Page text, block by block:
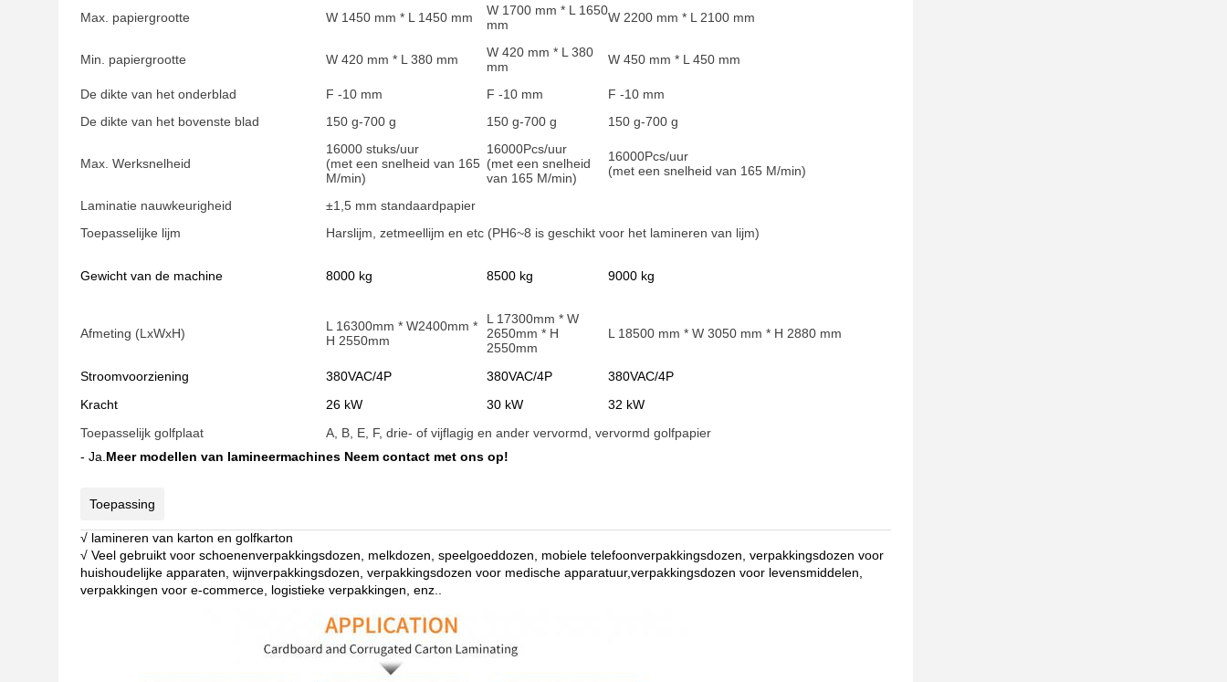
Max. papiergrootte W 1450 mm * L 1450 mm
W 1700 mm * L 1650
mm
W 2200 mm * L 2100 mm
Min. papiergrootte W 420 mm * L 380 mm
W 420 mm * L 380
mm
W 450 mm * L 450 mm
De dikte van het onderblad F -10 mm F -10 mm
F -10 mm
De dikte van het bovenste blad
150 g-700 g 150 g-700 g 150 g-700 g
Max. Werksnelheid
16000 stuks/uur
(met een snelheid van 165
M/min)
16000Pcs/uur
(met een snelheid
van 165 M/min)
16000Pcs/uur
(met een snelheid van 165 M/min)
Laminatie nauwkeurigheid
±1,5 mm standaardpapier
Toepasselijke lijm
Harslijm, zetmeellijm en etc (PH6~8 is geschikt voor het lamineren van lijm)
Gewicht van de machine 8000 kg 8500 kg 9000 kg
Afmeting (LxWxH)
L 16300mm * W2400mm *
H 2550mm
L 17300mm * W
2650mm * H
2550mm
L 18500 mm * W 3050 mm * H 2880 mm
Stroomvoorziening 380VAC/4P 380VAC/4P
380VAC/4P
Kracht
26 kW 30 kW
32 kW
Toepasselijk golfplaat
A, B, E, F, drie- of vijflagig en ander vervormd, vervormd golfpapier
- Ja. Meer modellen van lamineermachines Neem contact met ons op!
Toepassing
√ lamineren van karton en golfkarton
√ Veel gebruikt voor schoenenverpakkingsdozen, melkdozen, speelgoeddozen, mobiele telefoonverpakkingsdozen, verpakkingsdozen voor
huishoudelijke apparaten, wijnverpakkingsdozen, verpakkingsdozen voor medische apparatuur,verpakkingsdozen voor levensmiddelen,
verpakkingen voor e-commerce, logistieke verpakkingen, enz.